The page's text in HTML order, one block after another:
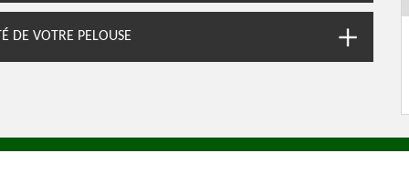
DE VOTRE PELOUSE